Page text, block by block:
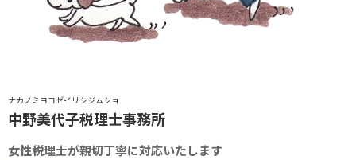
ナカノミヨコゼイリシジムショ
中野美代子税理士事務所
女性税理士が親切丁寧に対応いたします